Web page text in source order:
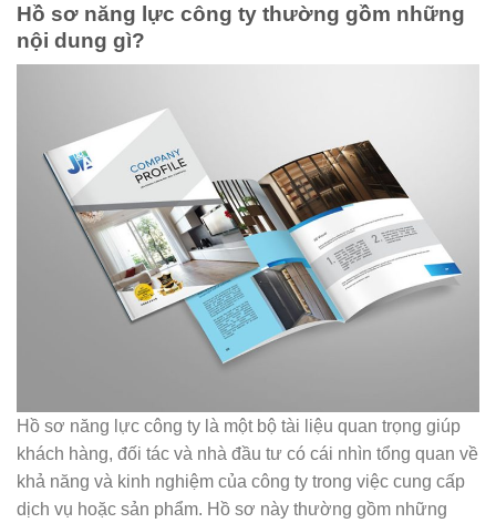
Hồ sơ năng lực công ty thường gồm những
nội dung gì?
Hồ sơ năng lực công ty là một bộ tài liệu quan trọng giúp
khách hàng, đối tác và nhà đầu tư có cái nhìn tổng quan về
khả năng và kinh nghiệm của công ty trong việc cung cấp
dịch vụ hoặc sản phẩm. Hồ sơ này thường gồm những